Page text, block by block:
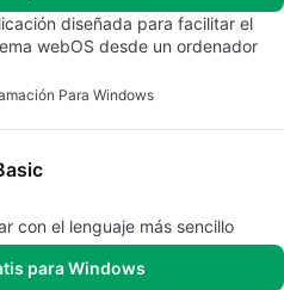
diseñada para facilitar el
webOS desde un ordenador
Para Windows
con el lenguaje más sencillo
para Windows